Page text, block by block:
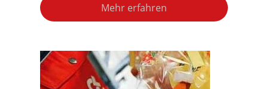
Mehr erfahren